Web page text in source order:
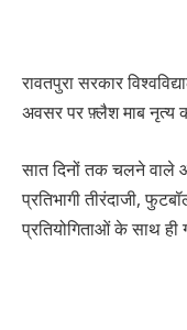
रावतपुरा सरकार
अवसर पर फ़्लैश माब नृत्य
सात दिनों तक चलने वाले
प्रतिभागी तीरंदाजी,
प्रतियोगिताओं के साथ